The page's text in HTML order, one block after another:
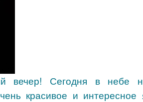
вечер! Сегодня в небе
красивое и